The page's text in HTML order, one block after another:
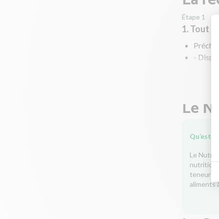
Étape 1
1. Tout
-
Le
Qu’est-
Le Nutri-
teneur
aliments